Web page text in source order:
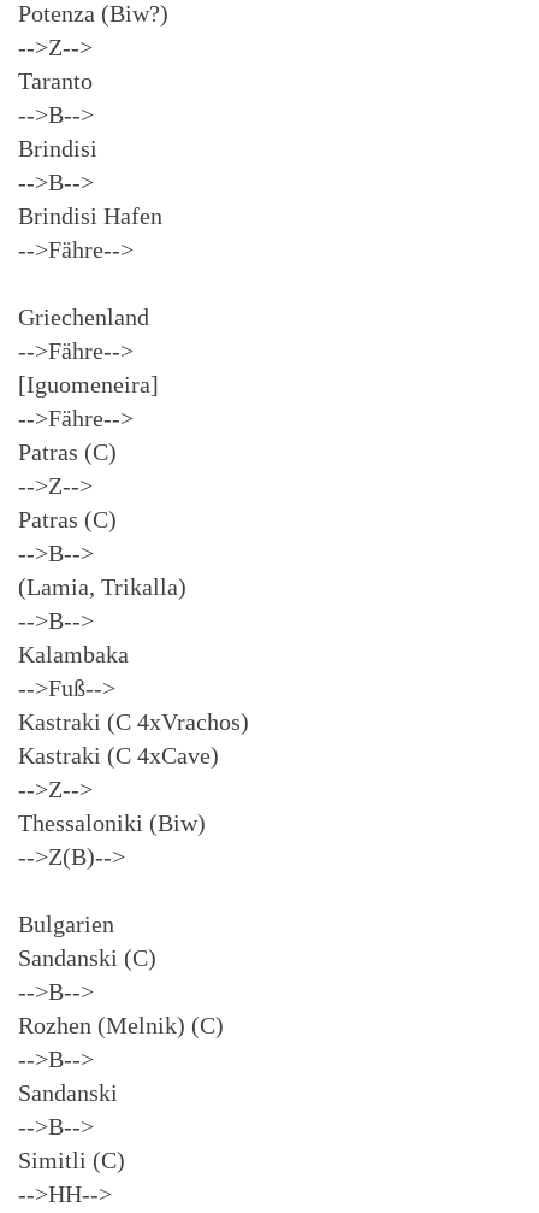
Potenza (Biw?)
-->Z-->
Taranto
-->B-->
Brindisi
-->B-->
Brindisi Hafen
-->Fähre-->
Griechenland
-->Fähre-->
[Iguomeneira]
-->Fähre-->
Patras (C)
-->Z-->
Patras (C)
-->B-->
(Lamia, Trikalla)
-->B-->
Kalambaka
-->Fuß-->
Kastraki (C 4xVrachos)
Kastraki (C 4xCave)
-->Z-->
Thessaloniki (Biw)
-->Z(B)-->
Bulgarien
Sandanski (C)
-->B-->
Rozhen (Melnik) (C)
-->B-->
Sandanski
-->B-->
Simitli (C)
-->HH-->